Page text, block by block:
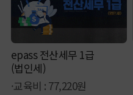
epass 전산세무 1급
(법인세)
·교육비 : 77,220원